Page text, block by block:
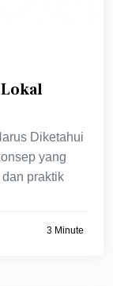
Diketahui
yang
praktik
3 Minute